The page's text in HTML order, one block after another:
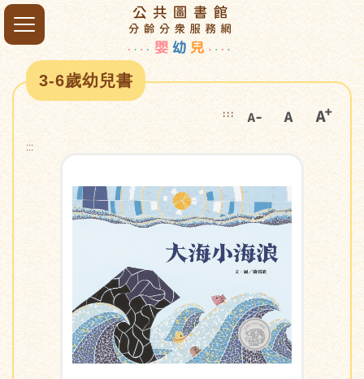
3-6歲幼兒書
:::
:::